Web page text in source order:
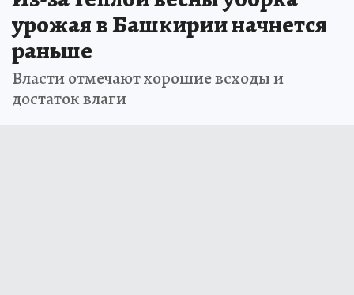
урожая в Башкирии начнется
раньше
Власти отмечают хорошие всходы и
достаток влаги